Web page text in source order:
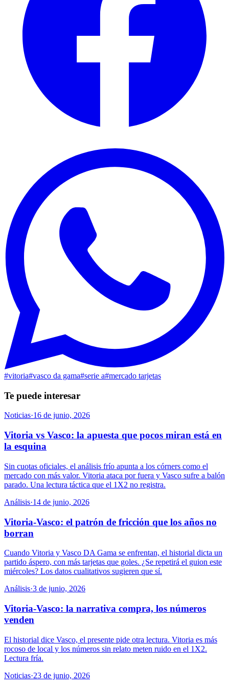
#vitoria#vasco da gama#serie a#mercado tarjetas
Te puede interesar
Noticias·16 de junio, 2026
Vitoria vs Vasco: la apuesta que pocos miran está en
la esquina
Sin cuotas oficiales, el análisis frío apunta a los córners como el
mercado con más valor. Vitoria ataca por fuera y Vasco sufre a balón
parado. Una lectura táctica que el 1X2 no registra.
Análisis·14 de junio, 2026
Vitoria-Vasco: el patrón de fricción que los años no
borran
Cuando Vitoria y Vasco DA Gama se enfrentan, el historial dicta un
partido áspero, con más tarjetas que goles. ¿Se repetirá el guion este
miércoles? Los datos cualitativos sugieren que sí.
Análisis·3 de junio, 2026
Vitoria-Vasco: la narrativa compra, los números
venden
El historial dice Vasco, el presente pide otra lectura. Vitoria es más
rocoso de local y los números sin relato meten ruido en el 1X2.
Lectura fría.
Noticias·23 de junio, 2026